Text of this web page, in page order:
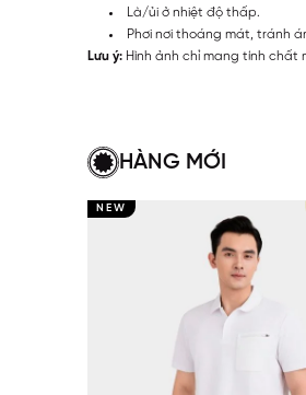
Là/ủi ở nhiệt độ thấp.
Phơi nơi thoáng mát, tránh
Lưu ý: Hình ảnh chỉ mang tính chất
HÀNG MỚI
NEW